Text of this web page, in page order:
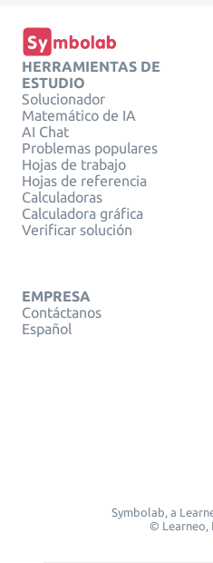
HERRAMIENTAS DE
ESTUDIO
Solucionador
Matemático de IA
AI Chat
Problemas populares
Hojas de trabajo
Hojas de referencia
Calculadoras
Calculadora gráfica
Verificar solución
EMPRESA
Contáctanos
Español
Symbolab, a
© Learneo,